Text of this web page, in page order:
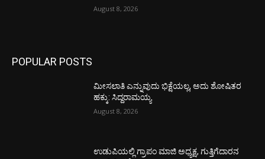
August 8, 2026
POPULAR POSTS
ಮೀಸಲಾತಿ ಎನ್ನುವುದು ಭಿಕ್ಷೆಯಲ್ಲ, ಅದು ಶೋಷಿತರ
ಹಕ್ಕು: ಸಿದ್ದರಾಮಯ್ಯ
August 8, 2026
ಉಡುಪಿಯಲ್ಲಿ ಗ್ರಾಪಂ ಮಾಜಿ ಅಧ್ಯಕ್ಷ, ಗುತ್ತಿಗೆದಾರನ